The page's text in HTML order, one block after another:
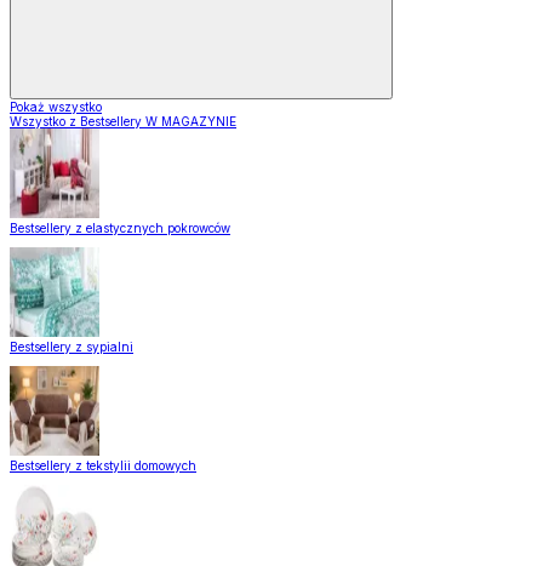
Pokaż wszystko
Wszystko z Bestsellery W MAGAZYNIE
Bestsellery z elastycznych pokrowców
Bestsellery z sypialni
Bestsellery z tekstylii domowych